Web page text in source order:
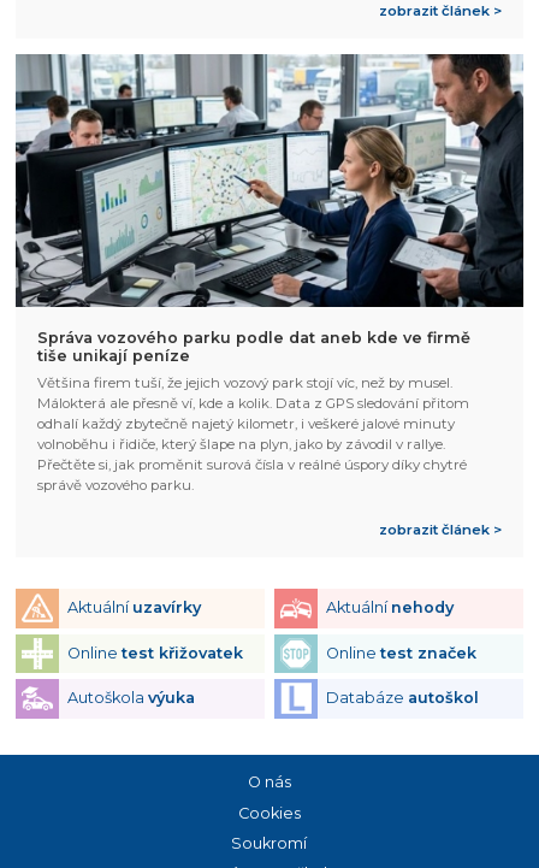
zobrazit článek >
Správa vozového parku podle dat aneb kde ve firmě
tiše unikají peníze
Většina firem tuší, že jejich vozový park stojí víc, než by musel.
Málokterá ale přesně ví, kde a kolik. Data z GPS sledování přitom
odhalí každý zbytečně najetý kilometr, i veškeré jalové minuty
volnoběhu i řidiče, který šlape na plyn, jako by závodil v rallye.
Přečtěte si, jak proměnit surová čísla v reálné úspory díky chytré
správě vozového parku.
zobrazit článek >
Aktuální uzavírky Aktuální nehody
Onlinetest křižovatek Onlinetest značek
Autoškola výuka Databáze autoškol
O nás
Cookies
Soukromí